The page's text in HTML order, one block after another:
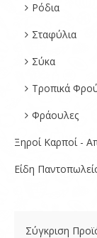
Ρόδια
Σταφύλια
Σύκα
Τροπικά
Φράουλες
Ξηροί Καρποί -
Είδη
Σύγκριση